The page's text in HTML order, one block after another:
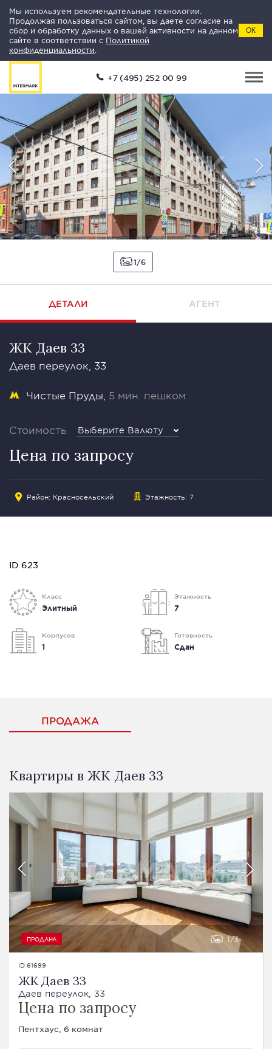
Мы используем рекомендательные технологии.
Продолжая пользоваться сайтом, вы даете согласие на
сбор и обработку данных о вашей активности на данном
сайте в соответствии с Политикой
конфиденциальности
ОК
+7 (495) 252 00 99
1 6
ДЕТАЛИ АГЕНТ
ЖК Даев 33
Даев переулок, 33
Чистые Пруды 5 мин. пешком
Стоимость Выберите Валюту
Цена по запросу
Район: Красносельский Этажность: 7
ID 623
Класс
Элитный
Этажность
7
Корпусов
1
Готовность
Сдан
ПРОДАЖА
Квартиры в ЖК Даев 33
ПРОДАНА 1 3
ID 61699
ЖК Даев 33
Даев переулок, 33
Цена по запросу
Пентхаус, 6 комнат